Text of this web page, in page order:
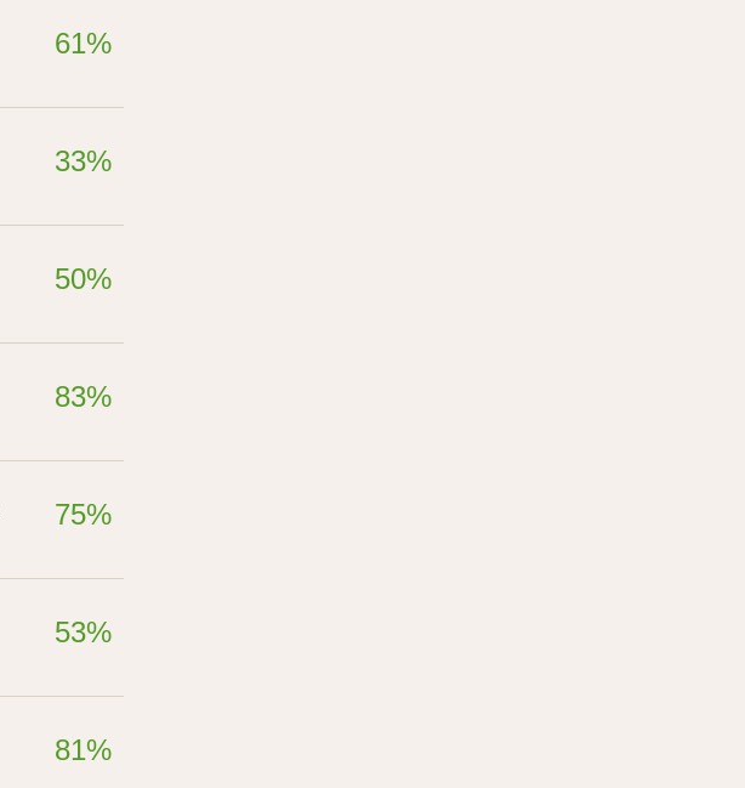
61%
33%
50%
83%
75%
53%
81%